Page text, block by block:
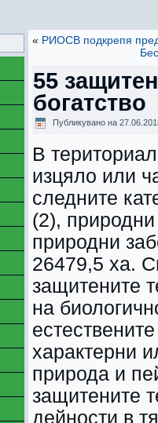
« РИОСВ подкрепя
55
богатство
Публикувано на
В
изцяло или
следните
(2),
природни
26479,5 ха.
защитените
на
характерни
природа и
защитените
дейности в